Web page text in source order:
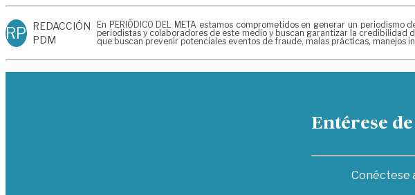
RP REDACCIÓN
PDM
En PERIÓDICO DEL META estamos comprometidos en generar un
periodistas y colaboradores de este medio y buscan garantizar la credibilidad
que buscan prevenir potenciales eventos de fraude, malas prácticas,
Entérese
Conéctese